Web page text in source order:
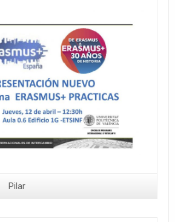
Pilar